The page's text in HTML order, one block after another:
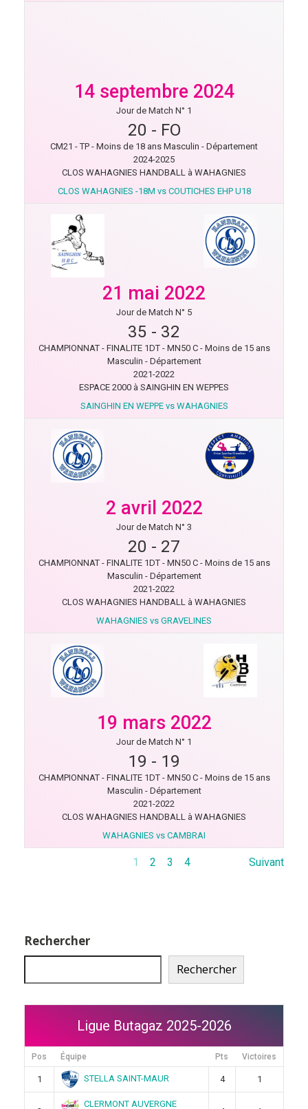
14 septembre 2024
Jour de Match N° 1
20 - FO
CM21 - TP - Moins de 18 ans Masculin - Département
2024-2025
CLOS WAHAGNIES HANDBALL à WAHAGNIES
CLOS WAHAGNIES -18M vs COUTICHES EHP U18
21 mai 2022
Jour de Match N° 5
35 - 32
CHAMPIONNAT - FINALITE 1DT - MN50 C - Moins de 15 ans
Masculin - Département
2021-2022
ESPACE 2000 à SAINGHIN EN WEPPES
SAINGHIN EN WEPPE vs WAHAGNIES
2 avril 2022
Jour de Match N° 3
20 - 27
CHAMPIONNAT - FINALITE 1DT - MN50 C - Moins de 15 ans
Masculin - Département
2021-2022
CLOS WAHAGNIES HANDBALL à WAHAGNIES
WAHAGNIES vs GRAVELINES
19 mars 2022
Jour de Match N° 1
19 - 19
CHAMPIONNAT - FINALITE 1DT - MN50 C - Moins de 15 ans
Masculin - Département
2021-2022
CLOS WAHAGNIES HANDBALL à WAHAGNIES
WAHAGNIES vs CAMBRAI
1 2 3 4 Suivant
Rechercher
Rechercher
Ligue Butagaz 2025-2026
Pos Équipe Pts Victoires
1 STELLA SAINT-MAUR 4 1
CLERMONT AUVERGNE